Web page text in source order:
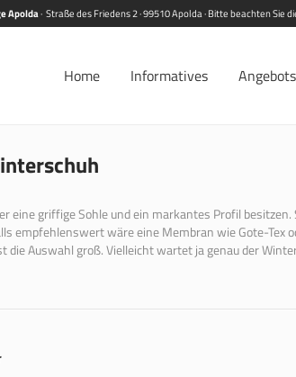
Apolda· Straße des Friedens 2 · 99510 Apolda · Bitte beachten
Home Informatives
eine griffige Sohle und ein markantes Profil
wäre eine Membran wie Gote-Tex
die Auswahl groß. Vielleicht wartet ja genau der